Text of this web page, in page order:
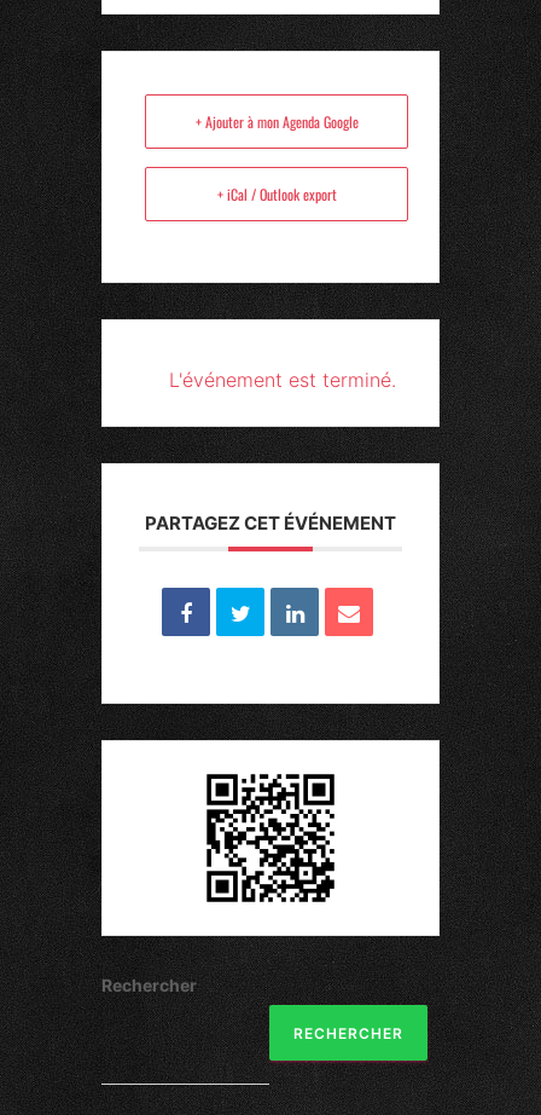
+ Ajouter à mon Agenda Google
+ iCal / Outlook export
L'événement est terminé.
PARTAGEZ CET ÉVÉNEMENT
Rechercher
RECHERCHER